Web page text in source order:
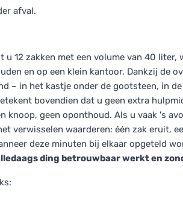
afval.
u 12 zakken met een volume van 40
en op een klein kantoor. Dankzij de
– in het kastje onder de gootsteen, in
bovendien dat u geen extra
knoop, geen oponthoud. Als u vaak 's
verwisselen waarderen: één zak eruit,
deze minuten bij elkaar opgeteld
ding betrouwbaar werkt en